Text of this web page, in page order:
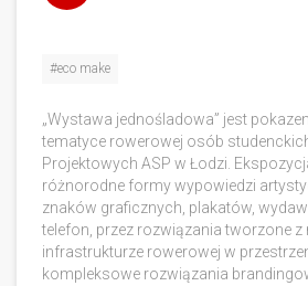
#eco make
„Wystawa jednośladowa” jest
tematyce rowerowej osób
Projektowych ASP w Łodzi.
różnorodne formy wypowiedzi
znaków graficznych, plakatów,
telefon, przez rozwiązania tworzone z
infrastrukturze rowerowej w
kompleksowe rozwiązania